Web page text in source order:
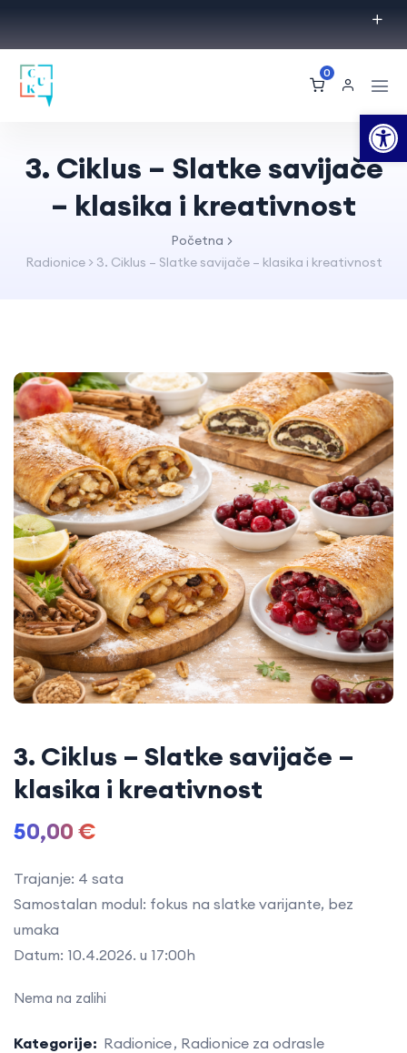
0
3. Ciklus – Slatke savijače
– klasika i kreativnost
Početna
Radionice> 3. Ciklus – Slatke savijače – klasika i kreativnost
3. Ciklus – Slatke savijače –
klasika i kreativnost
50,00 €
Trajanje: 4 sata
Samostalan modul: fokus na slatke varijante, bez
umaka
Datum: 10.4.2026. u 17:00h
Nema na zalihi
Kategorije: Radionice Radionice za odrasle